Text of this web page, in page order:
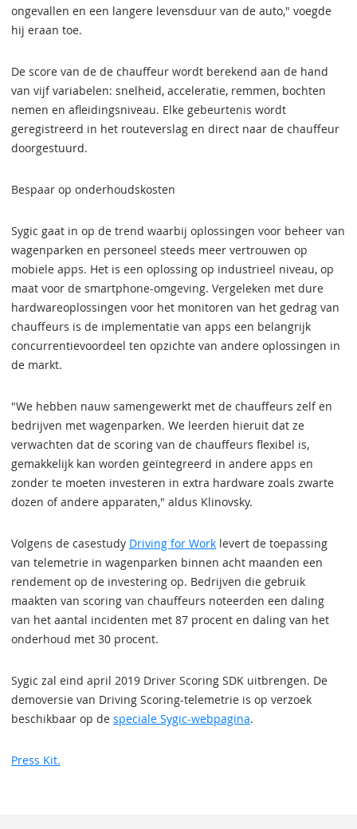
ongevallen en een langere levensduur van de auto," voegde
hij eraan toe.
De score van de de chauffeur wordt berekend aan de hand
van vijf variabelen: snelheid, acceleratie, remmen, bochten
nemen en afleidingsniveau. Elke gebeurtenis wordt
geregistreerd in het routeverslag en direct naar de chauffeur
doorgestuurd.
Bespaar op onderhoudskosten
Sygic gaat in op de trend waarbij oplossingen voor beheer van
wagenparken en personeel steeds meer vertrouwen op
mobiele apps. Het is een oplossing op industrieel niveau, op
maat voor de smartphone-omgeving. Vergeleken met dure
hardwareoplossingen voor het monitoren van het gedrag van
chauffeurs is de implementatie van apps een belangrijk
concurrentievoordeel ten opzichte van andere oplossingen in
de markt.
"We hebben nauw samengewerkt met de chauffeurs zelf en
bedrijven met wagenparken. We leerden hieruit dat ze
verwachten dat de scoring van de chauffeurs flexibel is,
gemakkelijk kan worden geïntegreerd in andere apps en
zonder te moeten investeren in extra hardware zoals zwarte
dozen of andere apparaten," aldus Klinovsky.
Volgens de casestudy Driving for Work levert de toepassing
van telemetrie in wagenparken binnen acht maanden een
rendement op de investering op. Bedrijven die gebruik
maakten van scoring van chauffeurs noteerden een daling
van het aantal incidenten met 87 procent en daling van het
onderhoud met 30 procent.
Sygic zal eind april 2019 Driver Scoring SDK uitbrengen. De
demoversie van Driving Scoring-telemetrie is op verzoek
beschikbaar op de speciale Sygic-webpagina.
Press Kit.